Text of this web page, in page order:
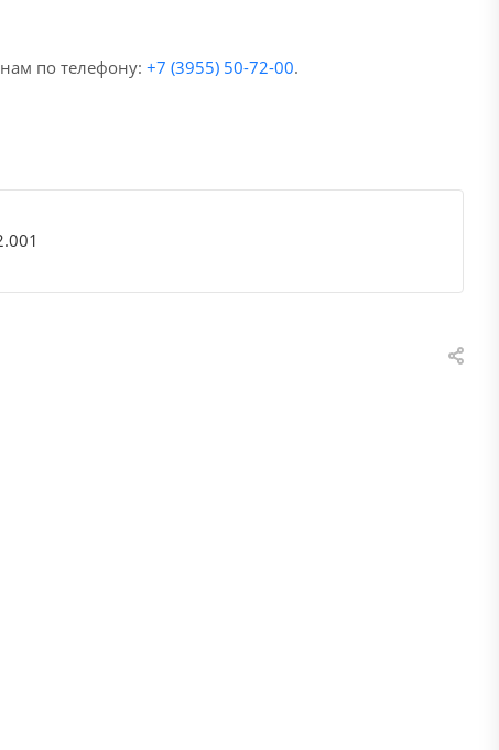
по телефону: +7 (3955) 50-72-00.